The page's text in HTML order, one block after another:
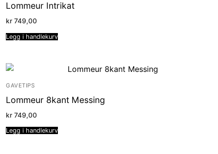
Lommeur Intrikat
kr 749,00
Legg i handlekurv
GAVETIPS
Lommeur 8kant Messing
kr 749,00
Legg i handlekurv